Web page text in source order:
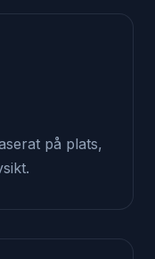
på plats,